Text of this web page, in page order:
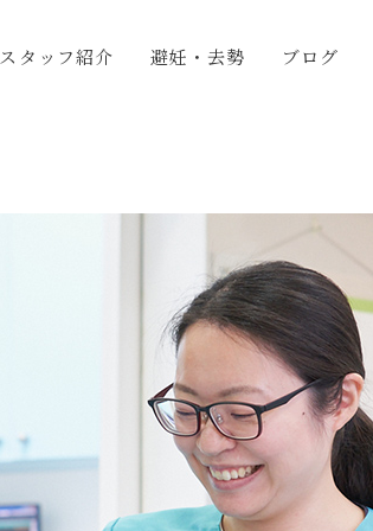
スタッフ紹介 避妊・去勢 ブログ